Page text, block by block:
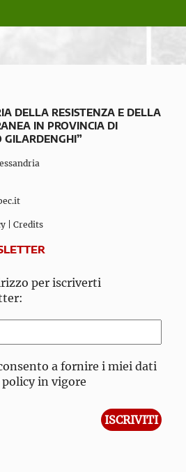
DELLA RESISTENZA E DELLA
IN PROVINCIA DI
GILARDENGHI”
Credits
per iscriverti
a fornire i miei dati
in vigore